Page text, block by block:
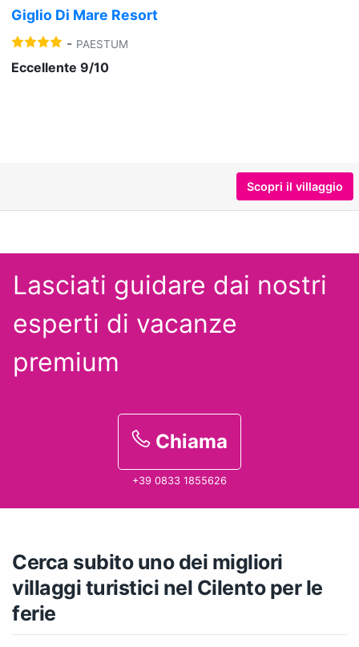
Giglio Di Mare Resort
- PAESTUM
Eccellente 9/10
Scopri il villaggio
Lasciati guidare dai nostri
esperti di vacanze
premium
Chiama
+39 0833 1855626
Cerca subito uno dei migliori
villaggi turistici nel Cilento per le
ferie